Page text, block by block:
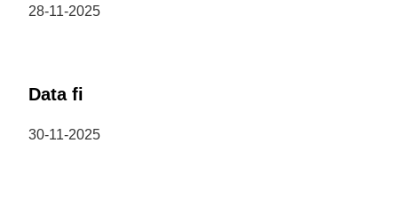
28-11-2025
Data fi
30-11-2025